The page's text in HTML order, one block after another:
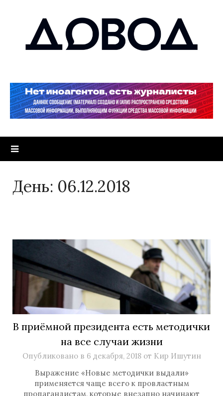
День: 06.12.2018
В приёмной президента есть методички
на все случаи жизни
Опубликовано в 6 декабря, 2018от Кир Ишутин
Выражение «Новые методички выдали»
применяется чаще всего к провластным
пропагандистам, которые внезапно начинают